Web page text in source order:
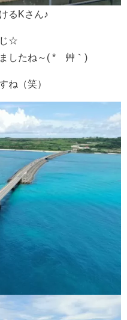
るKさん♪
じ☆
したね～( *´艸｀)
ね（笑）